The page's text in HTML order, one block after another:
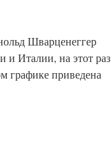
Шварценеггер
и Италии, на этот раз
графике приведена